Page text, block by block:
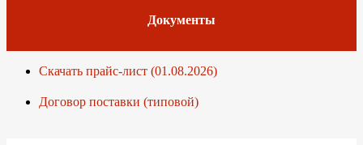
Документы
Скачать прайс-лист (01.08.2026)
Договор поставки (типовой)